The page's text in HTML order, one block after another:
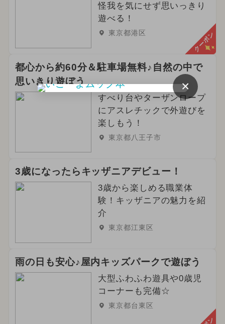
怪我を気にせず思いっきり
遊べる！
東京都港区 クーポン
都心から約60分＆駐車場無料♪自然の中で
思いきり遊ぼう
すべり台やターザンロープ
にアスレチックで外遊びを
楽しもう！
東京都八王子市
3歳になったらキッザニアデビュー！
3歳から楽しめる職業体
験！キッザニアの魅力を紹
介
東京都江東区
雨の日も安心♪屋内キッズパークで遊ぼう
大型ふわふわ遊具や0歳児
コーナーも完備☆
東京都台東区
×